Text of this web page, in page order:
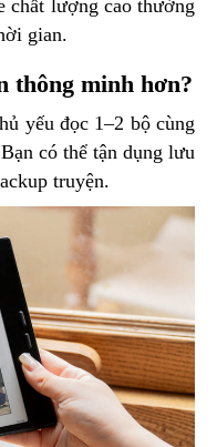
chất lượng cao thường
gian.
thông minh hơn?
yếu đọc 1–2 bộ cùng
có thể tận dụng lưu
truyện.